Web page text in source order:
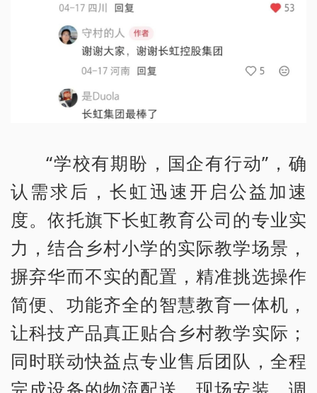
“学校有期盼，国企有行动”，确
认需求后，长虹迅速开启公益加速
度。依托旗下长虹教育公司的专业实
力，结合乡村小学的实际教学场景，
摒弃华而不实的配置，精准挑选操作
简便、功能齐全的智慧教育一体机，
让科技产品真正贴合乡村教学实际；
同时联动快益点专业售后团队，全程